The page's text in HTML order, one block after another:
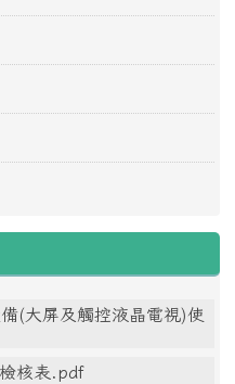
(大屏及觸控液晶電視)使
核表.pdf